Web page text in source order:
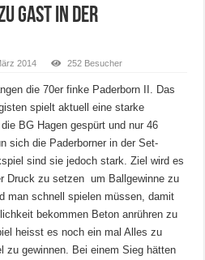
Gast in der
2014 252 Besucher
die 70er finke Paderborn II. Das
spielt aktuell eine starke
BG Hagen gespürt und nur 46
sich die Paderborner in der Set-
sind sie jedoch stark. Ziel wird es
Druck zu setzen um Ballgewinne zu
man schnell spielen müssen, damit
bekommen Beton anrühren zu
heisst es noch ein mal Alles zu
zu gewinnen. Bei einem Sieg hätten